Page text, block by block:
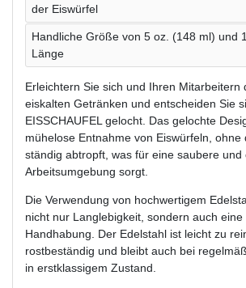
der Eiswürfel
Handliche Größe von 5 oz. (148 ml) und
Länge
Erleichtern Sie sich und Ihren Mitarbeitern
eiskalten Getränken und entscheiden Sie
EISSCHAUFEL gelocht. Das gelochte
mühelose Entnahme von Eiswürfeln, ohne
ständig abtropft, was für eine saubere und
Arbeitsumgebung sorgt.
Die Verwendung von hochwertigem
nicht nur Langlebigkeit, sondern auch eine
Handhabung. Der Edelstahl ist leicht zu
rostbeständig und bleibt auch bei
in erstklassigem Zustand.